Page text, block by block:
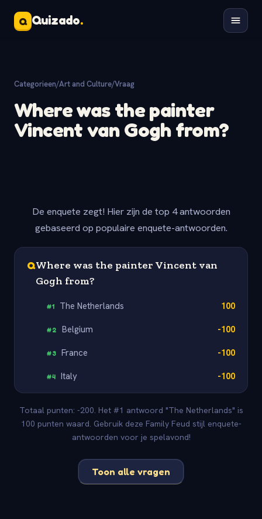
Q Quizado.
Categorieen/Art and Culture/Vraag
Where was the painter
Vincent van Gogh from?
De enquete zegt! Hier zijn de top 4 antwoorden
gebaseerd op populaire enquete-antwoorden.
QWhere was the painter Vincent van
Gogh from?
#1 The Netherlands 100
#2 Belgium -100
#3 France -100
#4 Italy -100
Totaal punten: -200. Het #1 antwoord "The Netherlands" is
100 punten waard. Gebruik deze Family Feud stijl enquete-
antwoorden voor je spelavond!
Toon alle vragen